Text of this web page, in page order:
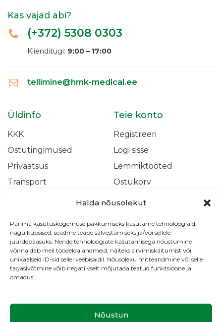
Halda nõusolekut
Parima kasutuskogemuse pakkumiseks kasutame tehnoloogiaid,
nagu küpsised, seadme teabe salvestamiseks ja/või sellele
juurdepääsuks. Nende tehnoloogiate kasutamisega nõustumine
võimaldab meil töödelda andmeid, näiteks sirvimiskäitumist või
unikaalseid ID-sid sellel veebisaidil. Nõusoleku mitteandmine või selle
tagasivõtmine võib negatiivselt mõjutada teatud funktsioone ja
omadusi.
Nõustun
Kas vajad abi?
(+372) 5308 0303
Klienditugi: 9:00 – 17:00
tellimine@hmk-medical.ee
Üldinfo
KKK
Ostutingimused
Privaatsus
Transport
Teie konto
Registreeri
Logi sisse
Lemmiktooted
Ostukorv
Kassa
E-Pood
Isikukaitsevahendid
Kirurgia
Perearsti kabinet
Haavahooldus
Süstlad ja nõelad